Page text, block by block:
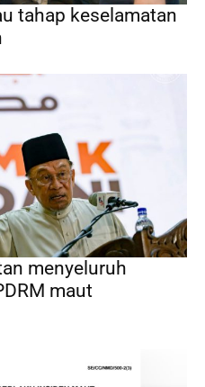
tahap keselamatan
menyeluruh
maut